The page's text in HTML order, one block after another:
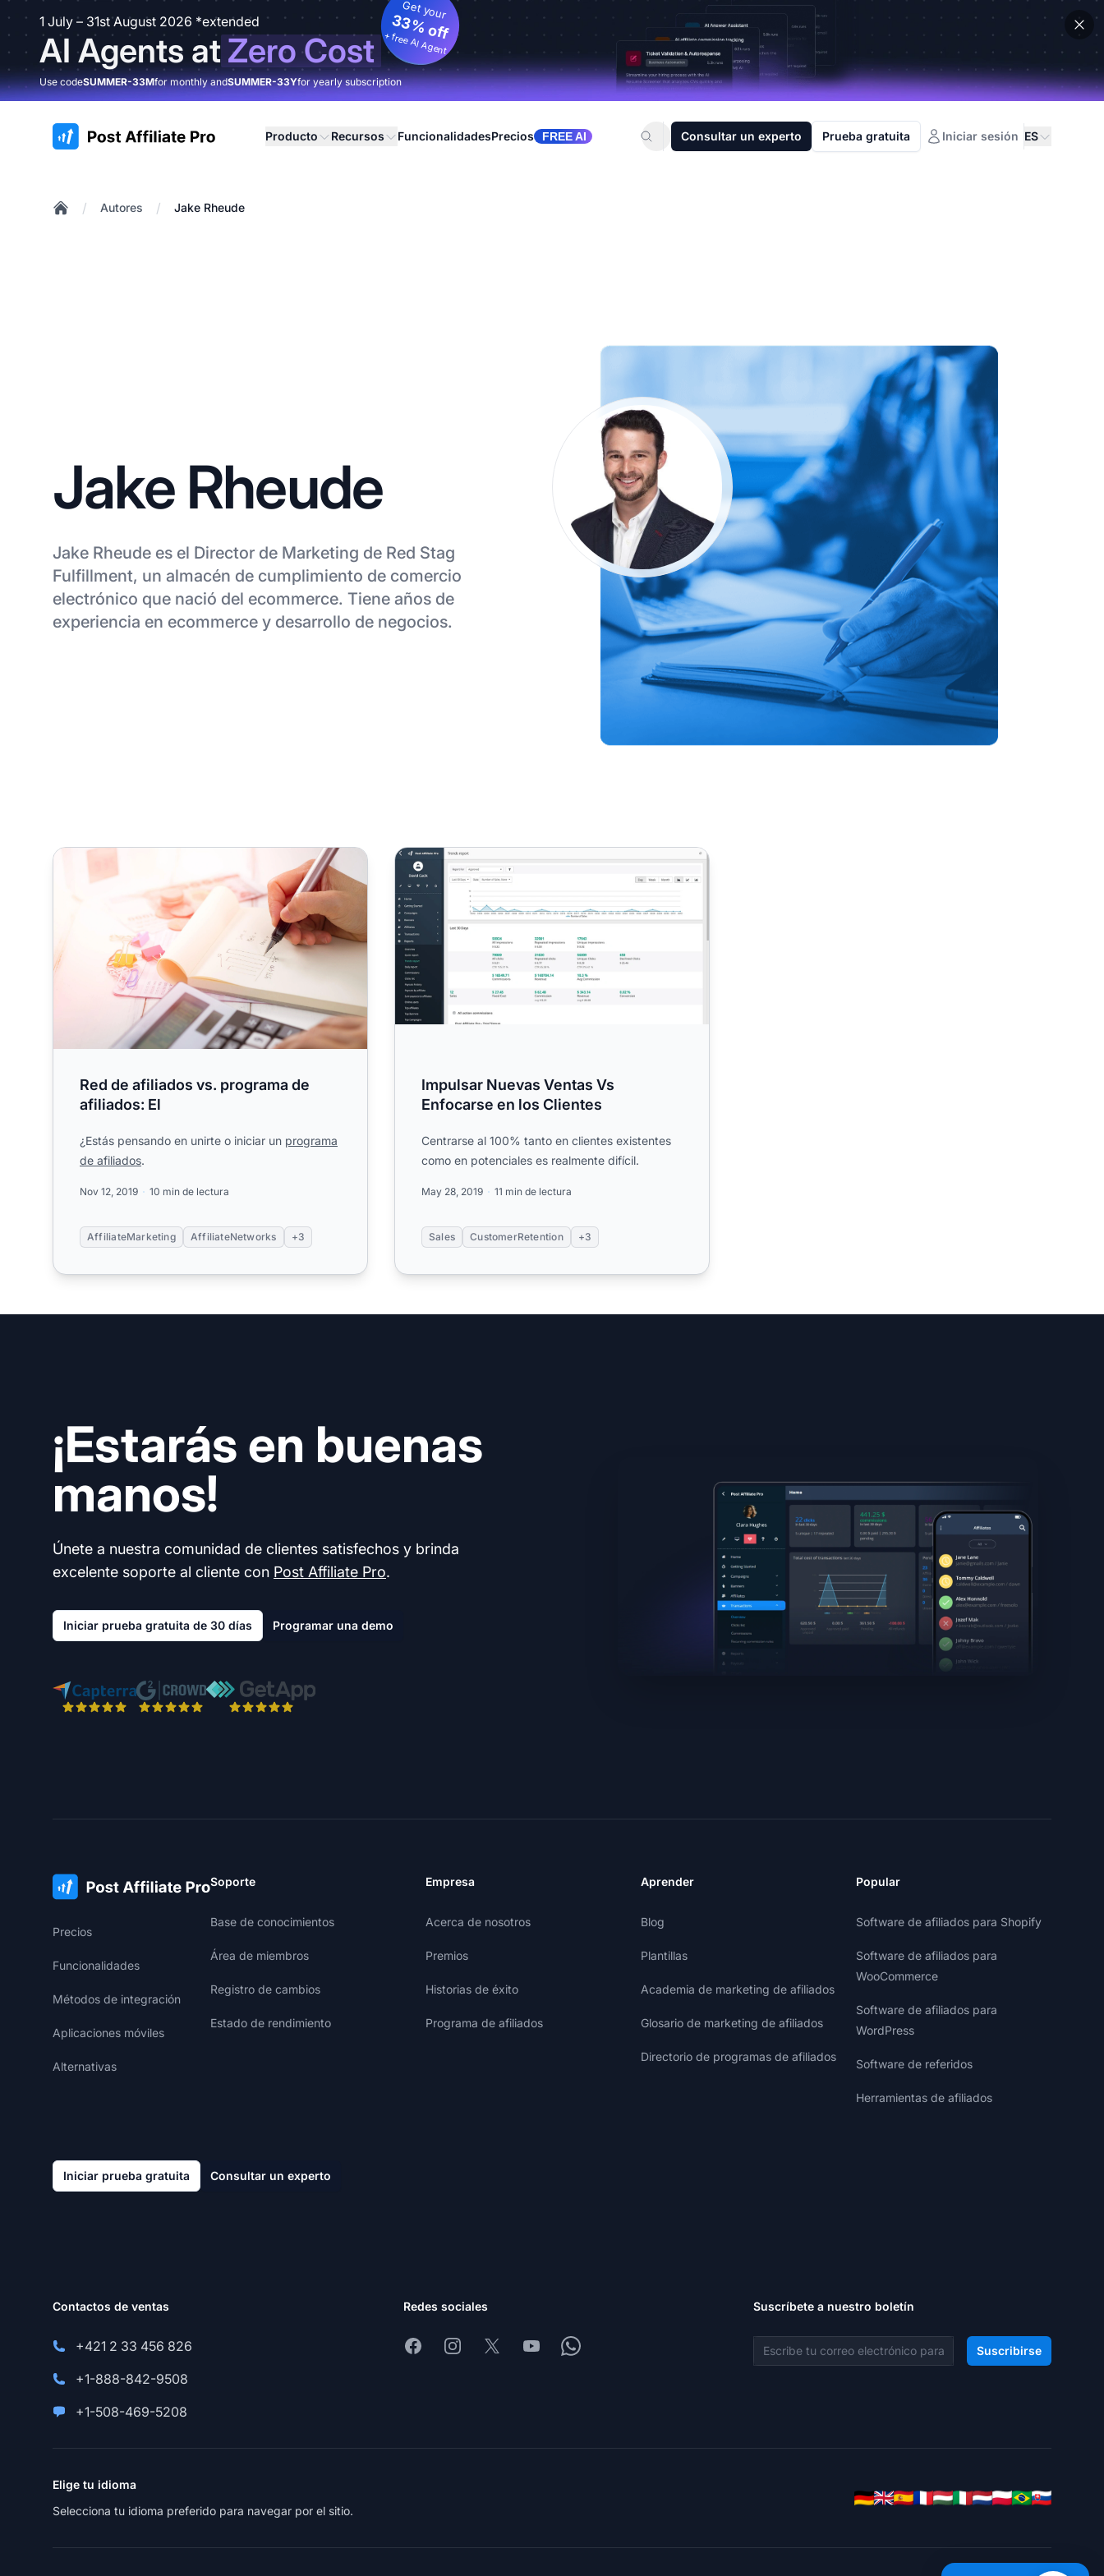
1 July – 31st August 2026 *extended
AI Agents atZero Cost
Get your
33% off
+ free AI Agent
Use codeSUMMER-33Mfor monthly andSUMMER-33Yfor yearly subscription
:site.title Producto Recursos FuncionalidadesPrecios FREE AI Consultar un experto Prueba gratuita Iniciar sesión ES
/ Autores / Jake Rheude
Jake Rheude
Jake Rheude es el Director de Marketing de Red Stag
Fulfillment, un almacén de cumplimiento de comercio
electrónico que nació del ecommerce. Tiene años de
experiencia en ecommerce y desarrollo de negocios.
Red de afiliados vs. programa de afiliados: El
Red de afiliados vs. programa de
afiliados: El
¿Estás pensando en unirte o iniciar un programa
de afiliados.
Nov 12, 2019 10 min de lectura
AffiliateMarketing AffiliateNetworks +3
Impulsar Nuevas Ventas Vs Enfocarse en los Clientes
Impulsar Nuevas Ventas Vs
Enfocarse en los Clientes
Centrarse al 100% tanto en clientes existentes
como en potenciales es realmente difícil.
May 28, 2019 11 min de lectura
Sales CustomerRetention +3
¡Estarás en buenas
manos!
Únete a nuestra comunidad de clientes satisfechos y brinda
excelente soporte al cliente con Post Affiliate Pro.
Iniciar prueba gratuita de 30 días Programar una demo
Precios
Funcionalidades
Métodos de integración
Aplicaciones móviles
Alternativas
Soporte
Base de conocimientos
Área de miembros
Registro de cambios
Estado de rendimiento
Empresa
Acerca de nosotros
Premios
Historias de éxito
Programa de afiliados
Aprender
Blog
Plantillas
Academia de marketing de afiliados
Glosario de marketing de afiliados
Directorio de programas de afiliados
Popular
Software de afiliados para Shopify
Software de afiliados para
WooCommerce
Software de afiliados para
WordPress
Software de referidos
Herramientas de afiliados
Iniciar prueba gratuita Consultar un experto
Contactos de ventas
+421 2 33 456 826
+1-888-842-9508
+1-508-469-5208
Redes sociales
FacebookInstagram
X YoutubeWhatsapp
Suscríbete a nuestro boletín
Dirección de correo electrónico Suscribirse
Elige tu idioma
Selecciona tu idioma preferido para navegar por el sitio.